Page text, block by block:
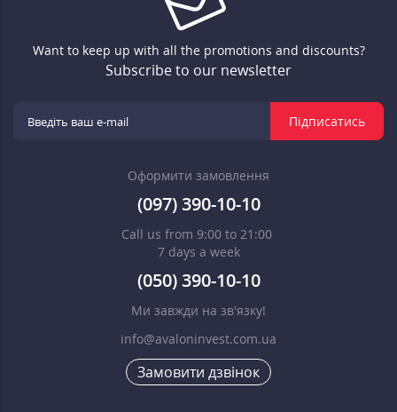
Want to keep up with all the promotions and discounts?
Subscribe to our newsletter
Підписатись
Оформити замовлення
(097) 390-10-10
Call us from 9:00 to 21:00
7 days a week
(050) 390-10-10
Ми завжди на зв'язку!
info@avaloninvest.com.ua
Замовити дзвінок